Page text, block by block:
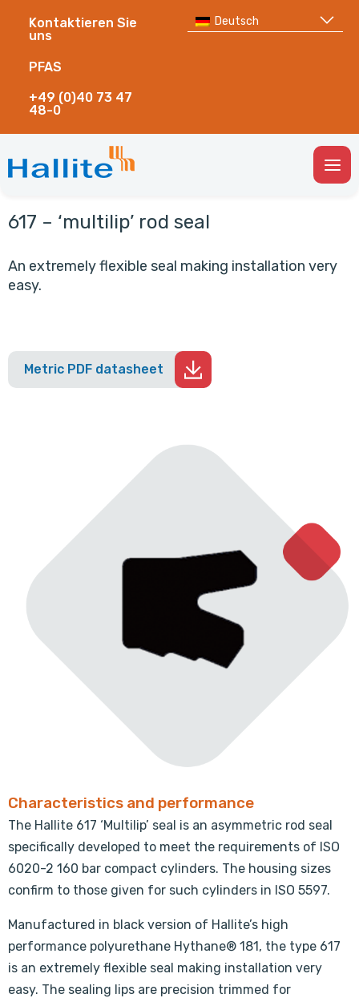
Kontaktieren Sie
uns
PFAS
+49 (0)40 73 47
48-0
Deutsch
617 – ‘multilip’ rod seal
An extremely flexible seal making installation very
easy.
Metric PDF datasheet
Characteristics and performance
The Hallite 617 ‘Multilip’ seal is an asymmetric rod seal
specifically developed to meet the requirements of ISO
6020-2 160 bar compact cylinders. The housing sizes
confirm to those given for such cylinders in ISO 5597.
Manufactured in black version of Hallite’s high
performance polyurethane Hythane® 181, the type 617
is an extremely flexible seal making installation very
easy. The sealing lips are precision trimmed for